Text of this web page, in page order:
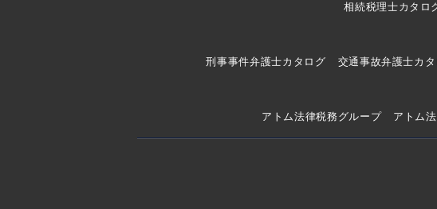
相続税理士カタロ
刑事事件弁護士カタログ 交通事故弁護士カ
アトム法律税務グループ アトム